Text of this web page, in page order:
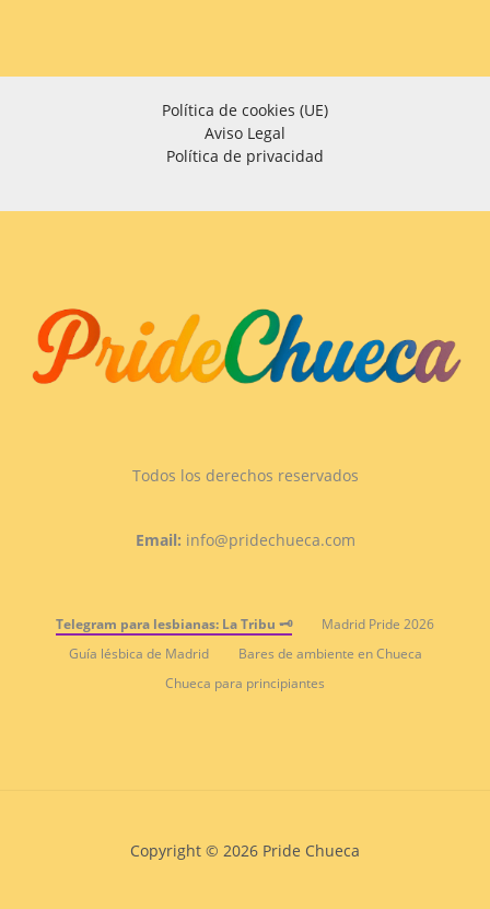
Política de cookies (UE)
Aviso Legal
Política de privacidad
Todos los derechos reservados
Email: info@pridechueca.com
Telegram para lesbianas: La Tribu 🗝️
Madrid Pride 2026
Guía lésbica de Madrid
Bares de ambiente en Chueca
Chueca para principiantes
Copyright © 2026 Pride Chueca